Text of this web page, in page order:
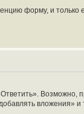
форму, и
Возможно,
вложения» и